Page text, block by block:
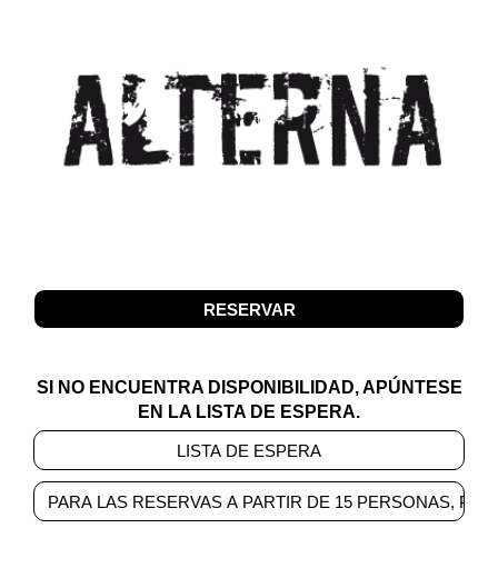
SI NO ENCUENTRA DISPONIBILIDAD, APÚNTESE
EN LA LISTA DE ESPERA.